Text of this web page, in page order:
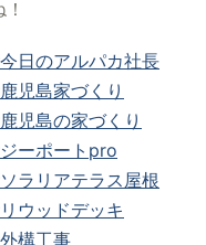
日のアルパカ社長
児島家づくり
児島の家づくり
ーポートpro
ラリアテラス屋根
ウッドデッキ
構工事